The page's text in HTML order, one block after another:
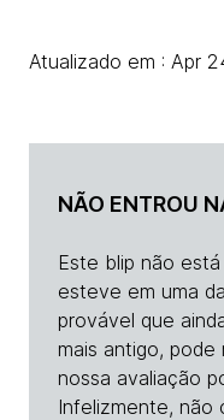
Atualizado em : Apr
NÃO ENTROU
Este blip não
esteve em uma
provável que
mais antigo,
nossa avaliação
Infelizmente, não